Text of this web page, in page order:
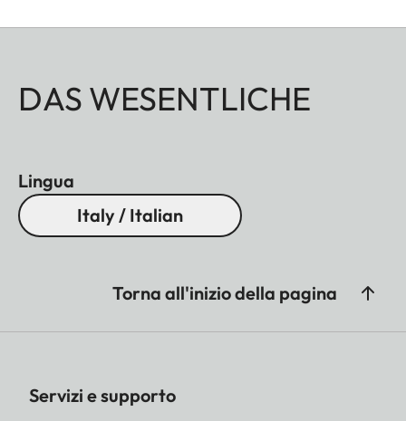
DAS WESENTLICHE
Lingua
Italy / Italian
Torna all'inizio della pagina
Servizi e supporto